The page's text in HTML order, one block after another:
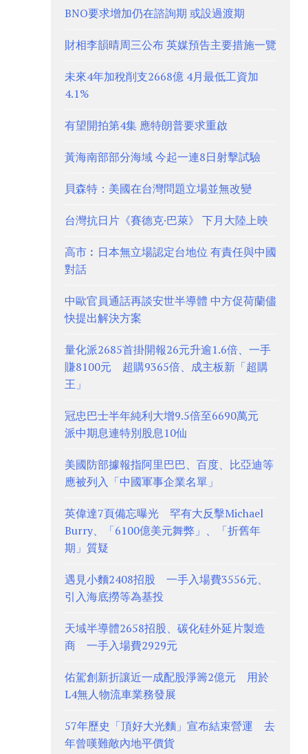
BNO要求增加仍在諮詢期 或設過渡期
財相李韻晴周三公布 英媒預告主要措施一覽
未來4年加稅削支2668億 4月最低工資加
4.1%
有望開拍第4集 應特朗普要求重啟
黃海南部部分海域 今起一連8日射擊試驗
貝森特：美國在台灣問題立場並無改變
台灣抗日片《賽德克·巴萊》 下月大陸上映
高市︰日本無立場認定台地位 有責任與中國
對話
中歐官員通話再談安世半導體 中方促荷蘭儘
快提出解決方案
量化派2685首掛開報26元升逾1.6倍、一手
賺8100元 超購9365倍、成主板新「超購
王」
冠忠巴士半年純利大增9.5倍至6690萬元
派中期息連特別股息10仙
美國防部據報指阿里巴巴、百度、比亞迪等
應被列入「中國軍事企業名單」
英偉達7頁備忘曝光 罕有大反擊Michael
Burry、「6100億美元舞弊」、「折舊年
期」質疑
遇見小麵2408招股 一手入場費3556元、
引入海底撈等為基投
天域半導體2658招股、碳化硅外延片製造
商 一手入場費2929元
佑駕創新折讓近一成配股淨籌2億元 用於
L4無人物流車業務發展
57年歷史「頂好大光麵」宣布結束營運 去
年曾嘆難敵內地平價貨